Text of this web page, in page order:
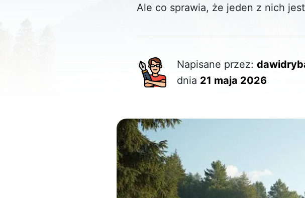
Ale co sprawia, że jeden z nich
Napisane przez:
dnia 21 maja 2026